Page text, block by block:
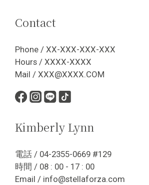
Contact
Phone / XX-XXX-XXX-XXX
Hours / XXXX-XXXX
Mail / XXX@XXXX.COM
Kimberly Lynn
電話 / 04-2355-0669 #129
時間 / 08 : 00 - 17 : 00
Email / info@stellaforza.com